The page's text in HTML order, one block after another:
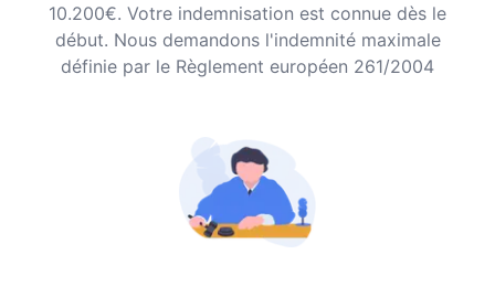
10.200€. Votre indemnisation est connue dès le
début. Nous demandons l'indemnité maximale
définie par le Règlement européen 261/2004